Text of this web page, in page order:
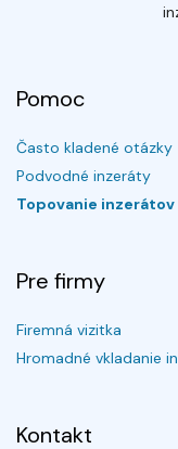
Pomoc
Často kladené otázky
Podvodné inzeráty
Topovanie inzerátov
Pre firmy
Firemná vizitka
Hromadné vkladanie
Kontakt